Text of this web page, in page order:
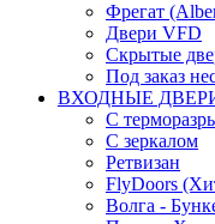
Фрегат
Двери VFD
Скрытые
Под заказ
ВХОДНЫЕ
С
С зеркалом
Ретвизан
FlyDoors
Волга -